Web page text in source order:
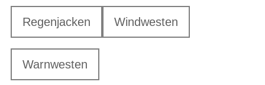
Regenjacken Windwesten
Warnwesten